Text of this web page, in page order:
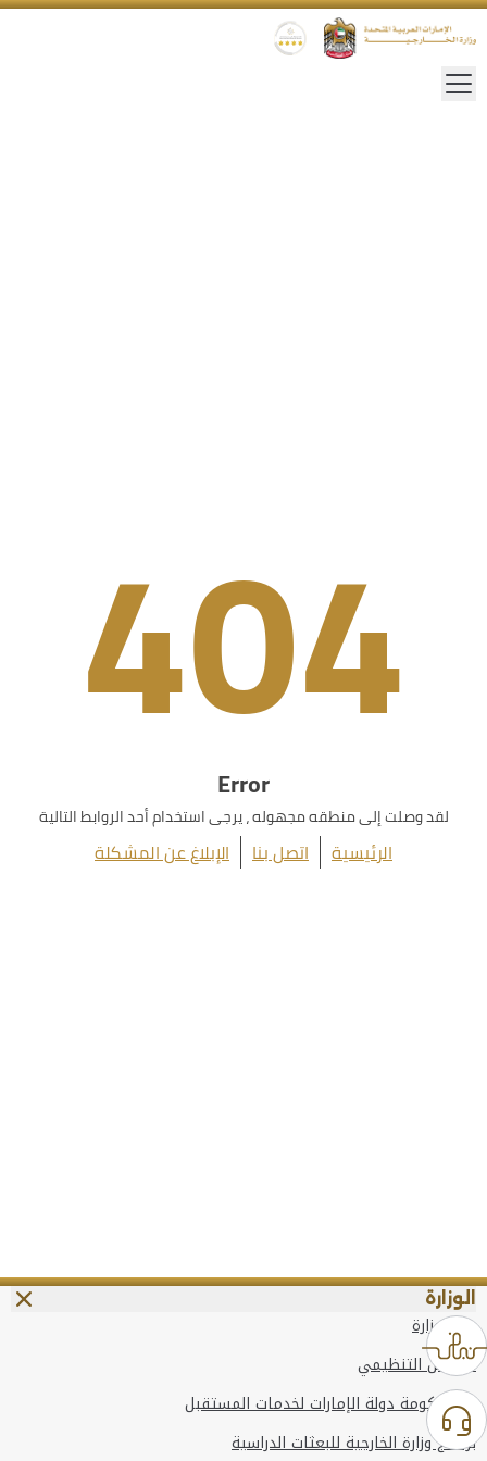
404
Error
لقد وصلت إلى منطقه مجهوله ، يرجى استخدام أحد الروابط التالية
الرئيسية اتصل بنا الإبلاغ عن المشكلة
الوزارة
عن الوزارة
الهيكل التنظيمي
وعد حكومة دولة الإمارات لخدمات المستقبل
برنامج وزارة الخارجية للبعثات الدراسية